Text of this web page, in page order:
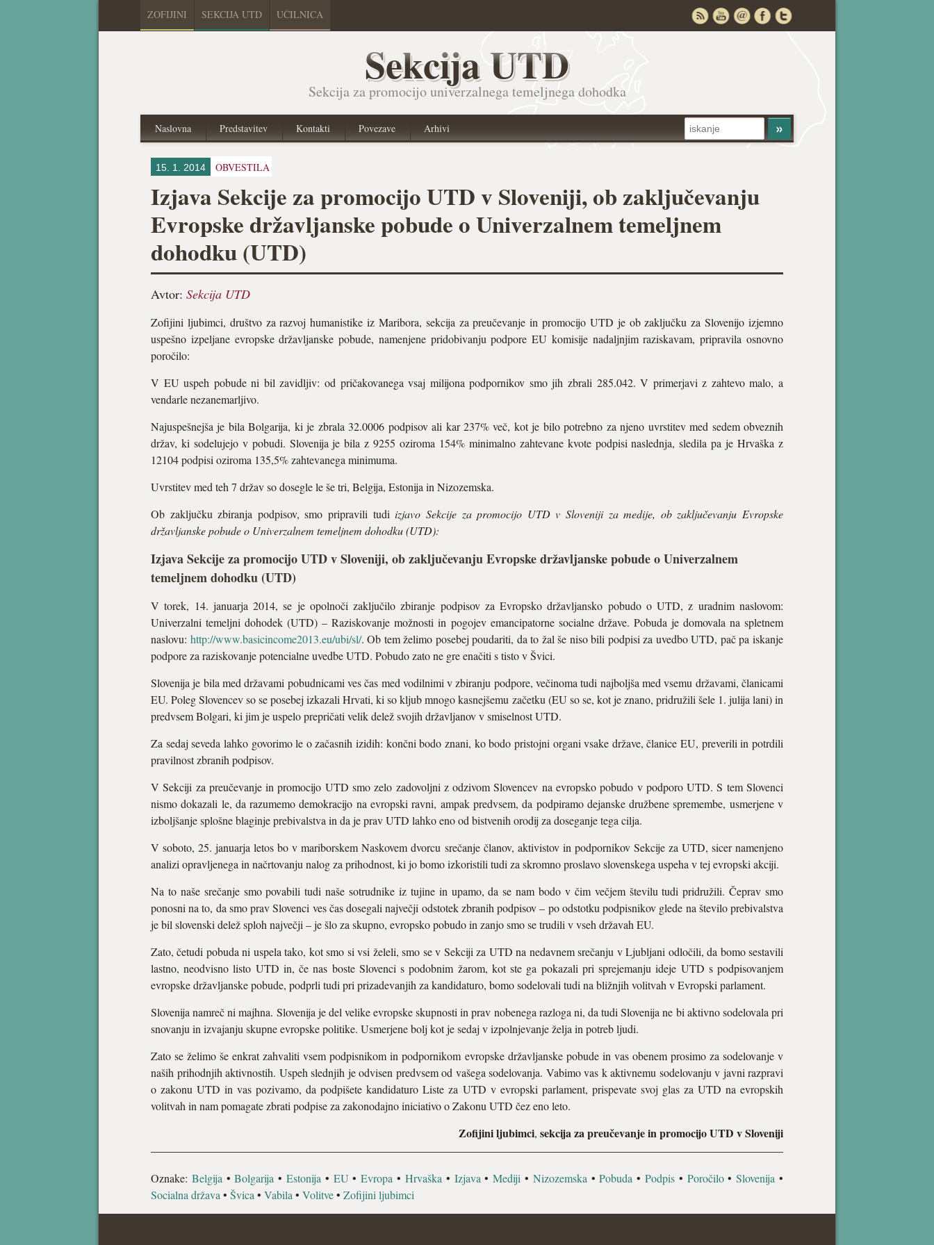
ZOFIJINI SEKCIJA UTD UČILNICA
Sekcija UTD
Sekcija za promocijo univerzalnega temeljnega dohodka
Naslovna Predstavitev Kontakti Povezave Arhivi
15. 1. 2014 OBVESTILA
Izjava Sekcije za promocijo UTD v Sloveniji, ob zaključevanju
Evropske državljanske pobude o Univerzalnem temeljnem
dohodku (UTD)
Avtor: Sekcija UTD
Zofijini ljubimci, društvo za razvoj humanistike iz Maribora, sekcija za preučevanje in promocijo UTD je ob zaključku za Slovenijo izjemno
uspešno izpeljane evropske državljanske pobude, namenjene pridobivanju podpore EU komisije nadaljnjim raziskavam, pripravila osnovno
poročilo:
V EU uspeh pobude ni bil zavidljiv: od pričakovanega vsaj milijona podpornikov smo jih zbrali 285.042. V primerjavi z zahtevo malo, a
vendarle nezanemarljivo.
Najuspešnejša je bila Bolgarija, ki je zbrala 32.0006 podpisov ali kar 237% več, kot je bilo potrebno za njeno uvrstitev med sedem obveznih
držav, ki sodelujejo v pobudi. Slovenija je bila z 9255 oziroma 154% minimalno zahtevane kvote podpisi naslednja, sledila pa je Hrvaška z
12104 podpisi oziroma 135,5% zahtevanega minimuma.
Uvrstitev med teh 7 držav so dosegle le še tri, Belgija, Estonija in Nizozemska.
Ob zaključku zbiranja podpisov, smo pripravili tudiizjavo Sekcije za promocijo UTD v Sloveniji za medije, ob zaključevanju Evropske
državljanske pobude o Univerzalnem temeljnem dohodku (UTD):
Izjava Sekcije za promocijo UTD v Sloveniji, ob zaključevanju Evropske državljanske pobude o Univerzalnem
temeljnem dohodku (UTD)
V torek, 14. januarja 2014, se je opolnoči zaključilo zbiranje podpisov za Evropsko državljansko pobudo o UTD, z uradnim naslovom:
Univerzalni temeljni dohodek (UTD) – Raziskovanje možnosti in pogojev emancipatorne socialne države. Pobuda je domovala na spletnem
naslovu: http://www.basicincome2013.eu/ubi/sl/. Ob tem želimo posebej poudariti, da to žal še niso bili podpisi za uvedbo UTD, pač pa iskanje
podpore za raziskovanje potencialne uvedbe UTD. Pobudo zato ne gre enačiti s tisto v Švici.
Slovenija je bila med državami pobudnicami ves čas med vodilnimi v zbiranju podpore, večinoma tudi najboljša med vsemu državami, članicami
EU. Poleg Slovencev so se posebej izkazali Hrvati, ki so kljub mnogo kasnejšemu začetku (EU so se, kot je znano, pridružili šele 1. julija lani) in
predvsem Bolgari, ki jim je uspelo prepričati velik delež svojih državljanov v smiselnost UTD.
Za sedaj seveda lahko govorimo le o začasnih izidih: končni bodo znani, ko bodo pristojni organi vsake države, članice EU, preverili in potrdili
pravilnost zbranih podpisov.
V Sekciji za preučevanje in promocijo UTD smo zelo zadovoljni z odzivom Slovencev na evropsko pobudo v podporo UTD. S tem Slovenci
nismo dokazali le, da razumemo demokracijo na evropski ravni, ampak predvsem, da podpiramo dejanske družbene spremembe, usmerjene v
izboljšanje splošne blaginje prebivalstva in da je prav UTD lahko eno od bistvenih orodij za doseganje tega cilja.
V soboto, 25. januarja letos bo v mariborskem Naskovem dvorcu srečanje članov, aktivistov in podpornikov Sekcije za UTD, sicer namenjeno
analizi opravljenega in načrtovanju nalog za prihodnost, ki jo bomo izkoristili tudi za skromno proslavo slovenskega uspeha v tej evropski akciji.
Na to naše srečanje smo povabili tudi naše sotrudnike iz tujine in upamo, da se nam bodo v čim večjem številu tudi pridružili. Čeprav smo
ponosni na to, da smo prav Slovenci ves čas dosegali največji odstotek zbranih podpisov – po odstotku podpisnikov glede na število prebivalstva
je bil slovenski delež sploh največji – je šlo za skupno, evropsko pobudo in zanjo smo se trudili v vseh državah EU.
Zato, četudi pobuda ni uspela tako, kot smo si vsi želeli, smo se v Sekciji za UTD na nedavnem srečanju v Ljubljani odločili, da bomo sestavili
lastno, neodvisno listo UTD in, če nas boste Slovenci s podobnim žarom, kot ste ga pokazali pri sprejemanju ideje UTD s podpisovanjem
evropske državljanske pobude, podprli tudi pri prizadevanjih za kandidaturo, bomo sodelovali tudi na bližnjih volitvah v Evropski parlament.
Slovenija namreč ni majhna. Slovenija je del velike evropske skupnosti in prav nobenega razloga ni, da tudi Slovenija ne bi aktivno sodelovala pri
snovanju in izvajanju skupne evropske politike. Usmerjene bolj kot je sedaj v izpolnjevanje želja in potreb ljudi.
Zato se želimo še enkrat zahvaliti vsem podpisnikom in podpornikom evropske državljanske pobude in vas obenem prosimo za sodelovanje v
naših prihodnjih aktivnostih. Uspeh slednjih je odvisen predvsem od vašega sodelovanja. Vabimo vas k aktivnemu sodelovanju v javni razpravi
o zakonu UTD in vas pozivamo, da podpišete kandidaturo Liste za UTD v evropski parlament, prispevate svoj glas za UTD na evropskih
volitvah in nam pomagate zbrati podpise za zakonodajno iniciativo o Zakonu UTD čez eno leto.
Zofijini ljubimci, sekcija za preučevanje in promocijo UTD v Sloveniji
Oznake: Belgija •Bolgarija •Estonija • EU •Evropa • Hrvaška • Izjava •Mediji • Nizozemska •Pobuda •Podpis • Poročilo•Slovenija •
Socialna država • Švica • Vabila • Volitve• Zofijini ljubimci